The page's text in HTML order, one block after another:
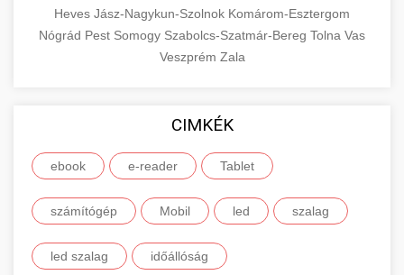
Heves Jász-Nagykun-Szolnok Komárom-Esztergom
Nógrád Pest Somogy Szabolcs-Szatmár-Bereg Tolna Vas
Veszprém Zala
CIMKÉK
ebook e-reader Tablet
számítógép Mobil led szalag
led szalag időállóság